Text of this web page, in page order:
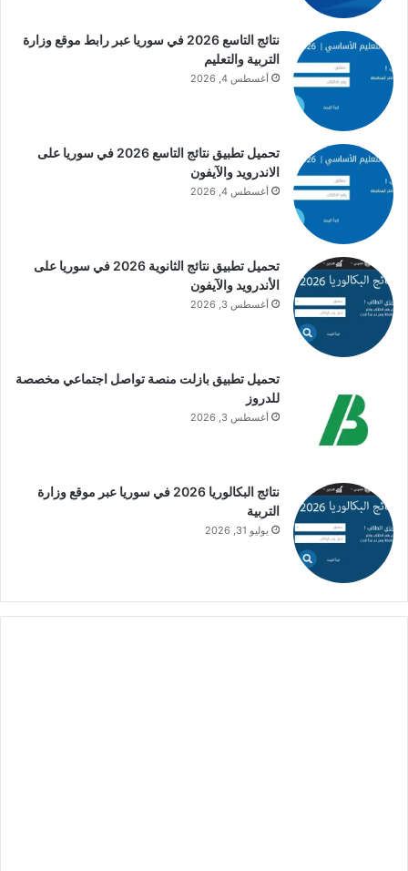
نتائج التاسع 2026 في سوريا عبر رابط موقع وزارة
التربية والتعليم
أغسطس 4, 2026
تحميل تطبيق نتائج التاسع 2026 في سوريا على
الاندرويد والآيفون
أغسطس 4, 2026
تحميل تطبيق نتائج الثانوية 2026 في سوريا على
الأندرويد والآيفون
أغسطس 3, 2026
تحميل تطبيق بازلت منصة تواصل اجتماعي مخصصة
للدروز
أغسطس 3, 2026
نتائج البكالوريا 2026 في سوريا عبر موقع وزارة
التربية
يوليو 31, 2026